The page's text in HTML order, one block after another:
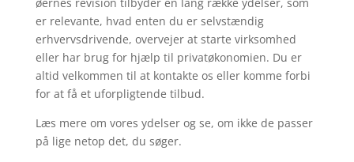
er relevante, hvad enten du er selvstændig
erhvervsdrivende, overvejer at starte virksomhed
eller har brug for hjælp til privatøkonomien. Du er
altid velkommen til at kontakte os eller komme forbi
for at få et uforpligtende tilbud.
Læs mere om vores ydelser og se, om ikke de passer
på lige netop det, du søger.